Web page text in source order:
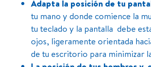
Adapta la posición de tu
tu mano y donde comience la
tu teclado y la pantalla debe
ojos, ligeramente orientada
de tu escritorio para minimizar